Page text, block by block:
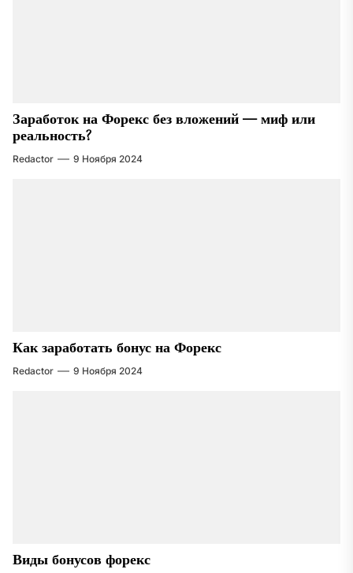
Заработок на Форекс без вложений — миф или
реальность?
Redactor 9 Ноября 2024
Как заработать бонус на Форекс
Redactor 9 Ноября 2024
Виды бонусов форекс